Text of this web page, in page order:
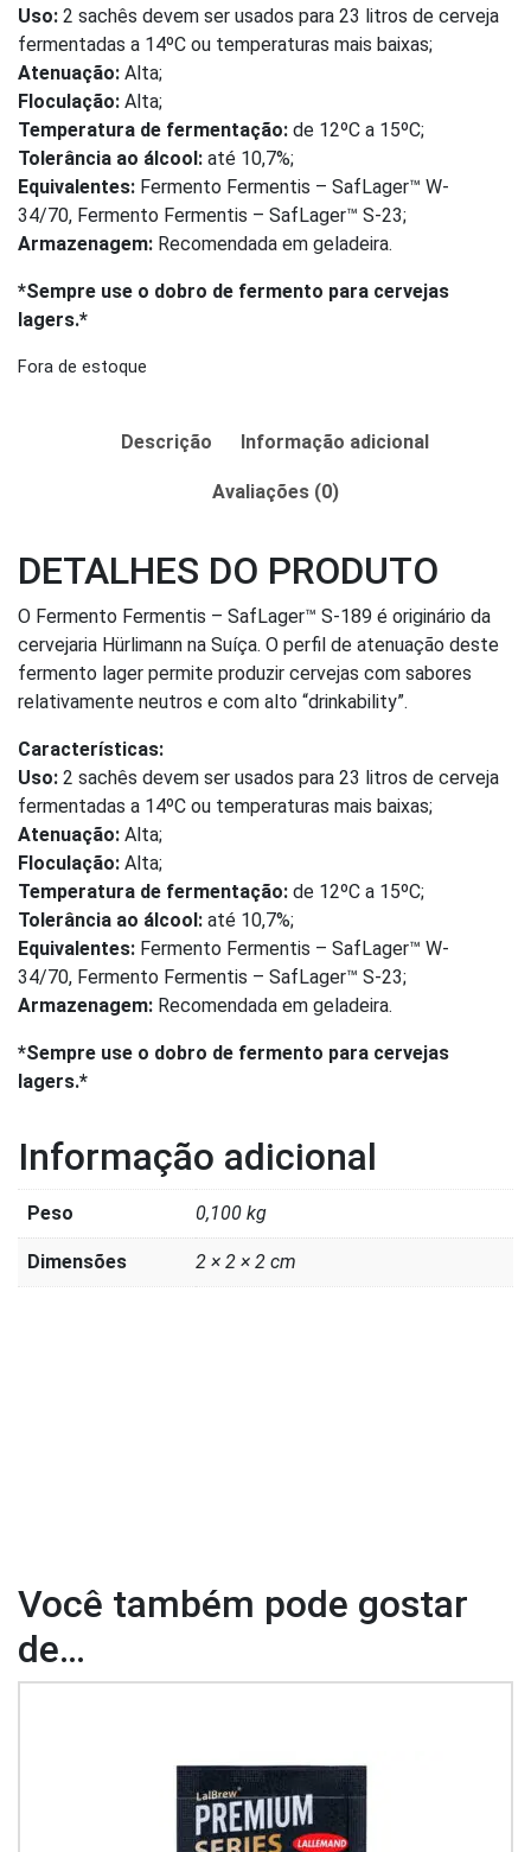
Uso: 2 sachês devem ser usados para 23 litros de cerveja
fermentadas a 14ºC ou temperaturas mais baixas;
Atenuação: Alta;
Floculação: Alta;
Temperatura de fermentação: de 12ºC a 15ºC;
Tolerância ao álcool: até 10,7%;
Equivalentes: Fermento Fermentis – SafLager™ W-
34/70, Fermento Fermentis – SafLager™ S-23;
Armazenagem: Recomendada em geladeira.
*Sempre use o dobro de fermento para cervejas
lagers.*
Fora de estoque
Descrição Informação adicional
Avaliações (0)
DETALHES DO PRODUTO
O Fermento Fermentis – SafLager™ S-189 é originário da
cervejaria Hürlimann na Suíça. O perfil de atenuação deste
fermento lager permite produzir cervejas com sabores
relativamente neutros e com alto “drinkability”.
Características:
Uso: 2 sachês devem ser usados para 23 litros de cerveja
fermentadas a 14ºC ou temperaturas mais baixas;
Atenuação: Alta;
Floculação: Alta;
Temperatura de fermentação: de 12ºC a 15ºC;
Tolerância ao álcool: até 10,7%;
Equivalentes: Fermento Fermentis – SafLager™ W-
34/70, Fermento Fermentis – SafLager™ S-23;
Armazenagem: Recomendada em geladeira.
*Sempre use o dobro de fermento para cervejas
lagers.*
Informação adicional
Peso 0,100 kg
Dimensões 2 × 2 × 2 cm
Você também pode gostar
de…